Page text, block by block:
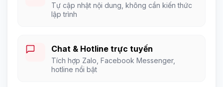
Tự cập nhật nội dung, không cần kiến thức
lập trình
Chat & Hotline trực tuyến
Tích hợp Zalo, Facebook Messenger,
hotline nổi bật